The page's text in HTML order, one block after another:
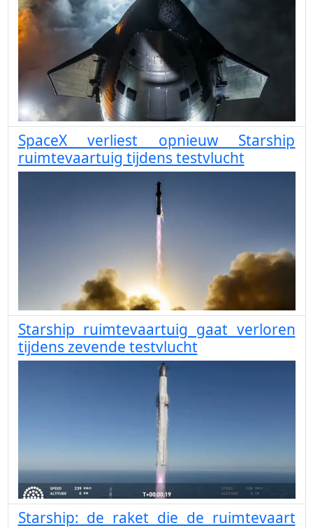
SpaceX verliest opnieuw Starship
ruimtevaartuig tijdens testvlucht
Starship ruimtevaartuig gaat verloren
tijdens zevende testvlucht
Starship: de raket die de ruimtevaart